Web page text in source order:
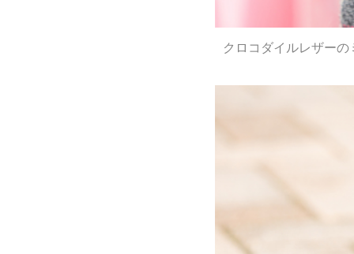
クロコダイルレザー